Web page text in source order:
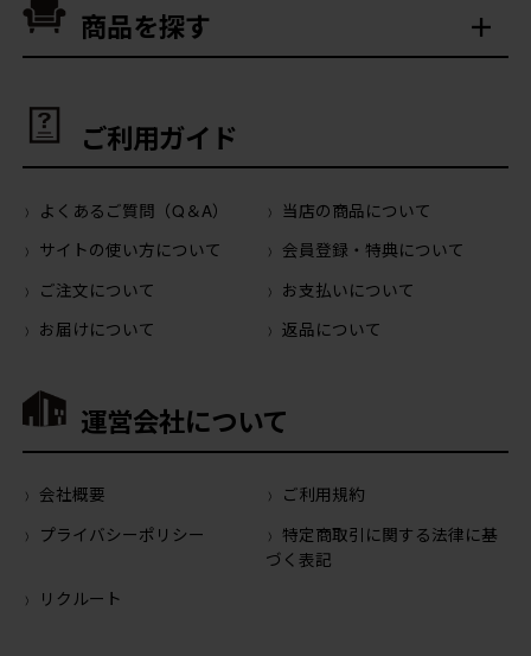
商品を探す
ご利用ガイド
よくあるご質問（Q＆A）
当店の商品について
サイトの使い方について
会員登録・特典について
ご注文について
お支払いについて
お届けについて
返品について
運営会社について
会社概要
ご利用規約
プライバシーポリシー
特定商取引に関する法律に基
づく表記
リクルート